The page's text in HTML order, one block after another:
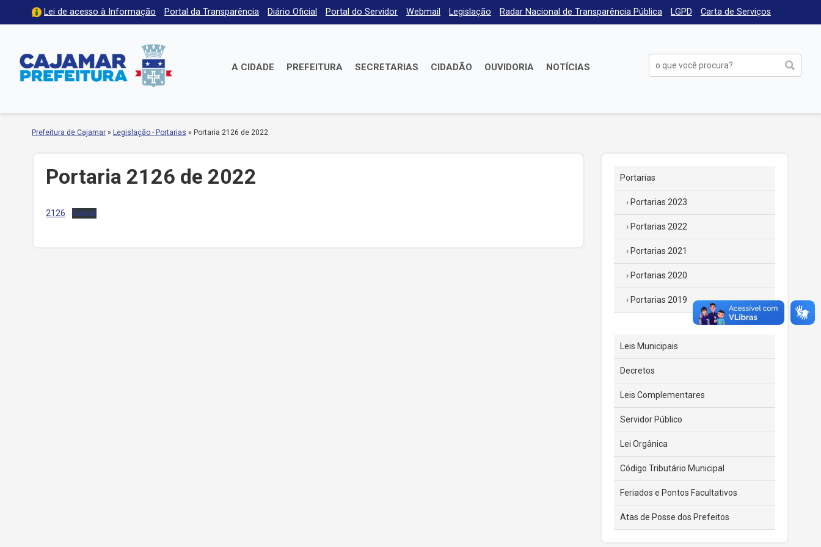
Lei de acesso à Informação Portal da Transparência Diário Oficial Portal do Servidor Webmail Legislação Radar Nacional de Transparência Pública LGPD Carta de Serviços
A CIDADE PREFEITURA SECRETARIAS CIDADÃO OUVIDORIA NOTÍCIAS
Prefeitura de Cajamar » Legislação - Portarias » Portaria 2126 de 2022
Portaria 2126 de 2022
2126 Baixar
Portarias
Portarias 2023
Portarias 2022
Portarias 2021
Portarias 2020
Portarias 2019
Leis Municipais
Decretos
Leis Complementares
Servidor Público
Lei Orgânica
Código Tributário Municipal
Feriados e Pontos Facultativos
Atas de Posse dos Prefeitos